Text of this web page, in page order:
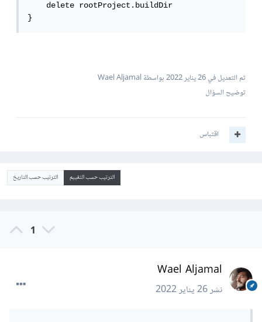
    delete rootProject.buildDir
}
تم التعديل في26 يناير 2022
بواسطة Wael Aljamal
توضيح السؤال
اقتباس
الترتيب حسب التقييم الترتيب حسب التاريخ
1
Wael Aljamal
نشر26 يناير 2022